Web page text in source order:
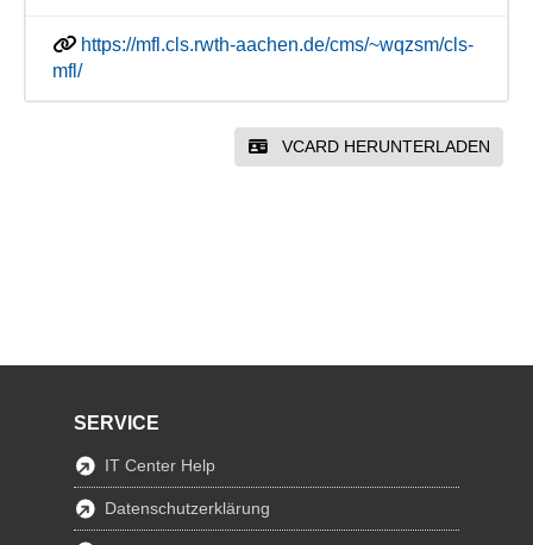
https://mfl.cls.rwth-aachen.de/cms/~wqzsm/cls-
mfl/
VCARD HERUNTERLADEN
SERVICE
IT Center Help
Datenschutzerklärung